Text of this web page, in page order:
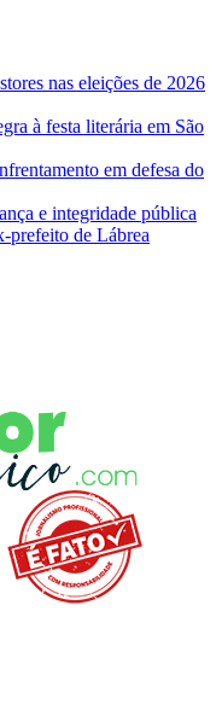
nas eleições de 2026
à festa literária em São
em defesa do
e integridade pública
prefeito de Lábrea